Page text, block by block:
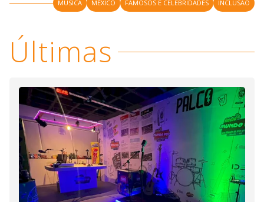
MÚSICA MÉXICO FAMOSOS E CELEBRIDADES INCLUSÃO
Últimas